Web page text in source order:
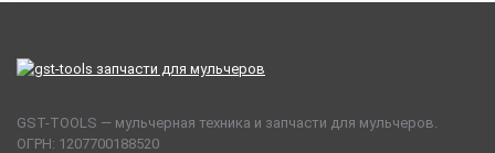
GST-TOOLS — мульчерная техника и запчасти для мульчеров.
ОГРН: 1207700188520